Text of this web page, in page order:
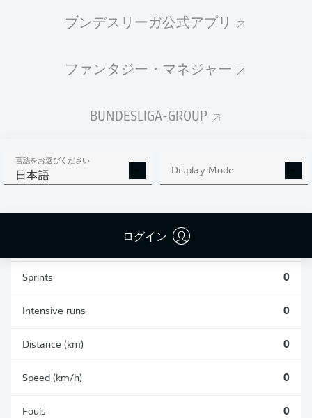
ブンデスリーガ公式アプリ
ファンタジー・マネジャー
BUNDESLIGA-GROUP
言語をお選びください
日本語 Display Mode
ログイン
統計 シーズン 2019/2020
OWN-GOALS
PASSES
COMPLETED
Sprints 0
Intensive runs 0
Distance (km) 0
Speed (km/h) 0
Fouls 0